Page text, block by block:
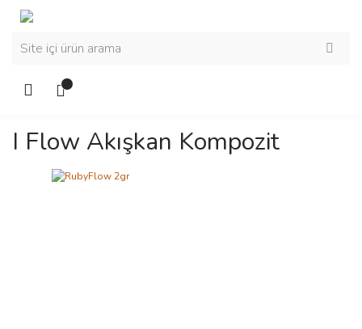
I Flow Akışkan Kompozit